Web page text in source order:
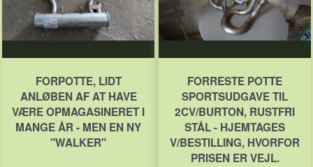
FORPOTTE, LIDT
ANLØBEN AF AT HAVE
VÆRE OPMAGASINERET I
MANGE ÅR - MEN EN NY
"WALKER"
FORRESTE POTTE
SPORTSUDGAVE TIL
2CV/BURTON, RUSTFRI
STÅL - HJEMTAGES
V/BESTILLING, HVORFOR
PRISEN ER VEJL.